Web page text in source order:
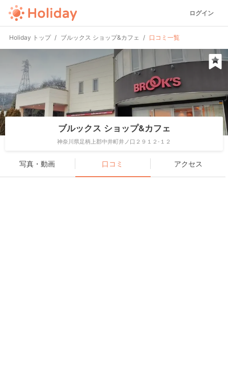
ログイン
Holiday トップ ブルックス ショップ&カフェ 口コミ一覧
ブルックス ショップ&カフェ
神奈川県足柄上郡中井町井ノ口２９１２-１２
写真・動画 口コミ アクセス